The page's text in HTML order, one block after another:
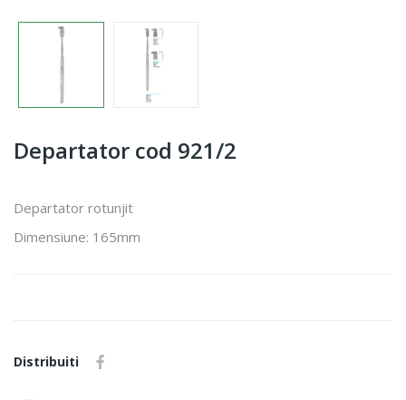
Departator cod 921/2
Departator rotunjit
Dimensiune: 165mm
Distribuiti